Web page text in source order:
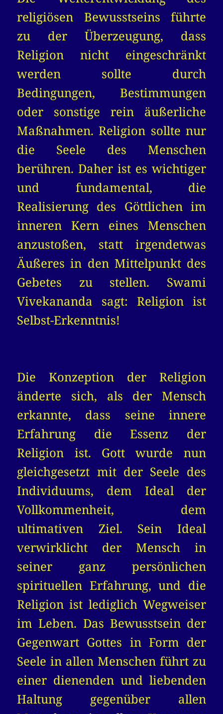
religiösen Bewusstseins führte
zu der Überzeugung, dass
Religion nicht eingeschränkt
werden sollte durch
Bedingungen, Bestimmungen
oder sonstige rein äußerliche
Maßnahmen. Religion sollte nur
die Seele des Menschen
berühren. Daher ist es wichtiger
und fundamental, die
Realisierung des Göttlichen im
inneren Kern eines Menschen
anzustoßen, statt irgendetwas
Äußeres in den Mittelpunkt des
Gebetes zu stellen. Swami
Vivekananda sagt: Religion ist
Selbst-Erkenntnis!
Die Konzeption der Religion
änderte sich, als der Mensch
erkannte, dass seine innere
Erfahrung die Essenz der
Religion ist. Gott wurde nun
gleichgesetzt mit der Seele des
Individuums, dem Ideal der
Vollkommenheit, dem
ultimativen Ziel. Sein Ideal
verwirklicht der Mensch in
seiner ganz persönlichen
spirituellen Erfahrung, und die
Religion ist lediglich Wegweiser
im Leben. Das Bewusstsein der
Gegenwart Gottes in Form der
Seele in allen Menschen führt zu
einer dienenden und liebenden
Haltung gegenüber allen